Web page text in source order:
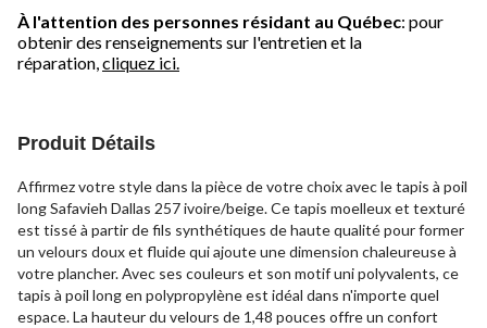
À l'attention des personnes résidant au Québec: pour
obtenir des renseignements sur l'entretien et la
réparation,cliquez ici.
Produit Détails
Affirmez votre style dans la pièce de votre choix avec le tapis à poil
long Safavieh Dallas 257 ivoire/beige. Ce tapis moelleux et texturé
est tissé à partir de fils synthétiques de haute qualité pour former
un velours doux et fluide qui ajoute une dimension chaleureuse à
votre plancher. Avec ses couleurs et son motif uni polyvalents, ce
tapis à poil long en polypropylène est idéal dans n'importe quel
espace. La hauteur du velours de 1,48 pouces offre un confort